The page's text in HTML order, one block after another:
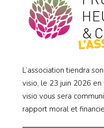
L’association tiendra
visio, le 23 juin 2026
visio vous sera
rapport moral et